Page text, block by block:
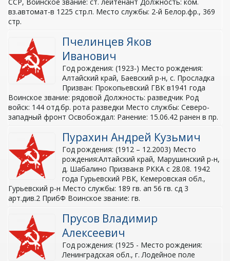
вз.автомат-в 1225 стр.п. Место службы: 2-й Белор.фр., 369
стр.
Пчелинцев Яков
Иванович
Год рождения: (1923-) Место рождения:
Алтайский край, Баевский р-н, с. Просладка
Призван: Прокопьевский ГВК в1941 года
Воинское звание: рядовой Должность: разведчик Род
войск: 144 отд.бр. рота разведки Место службы: Северо-
западный фронт Освобождал: Ранение: 15.06.42 ранен в пр.
Пурахин Андрей Кузьмич
Год рождения: (1912 – 12.2003) Место
рождения:Алтайский край, Марушинский р-н,
д. Шабалино Призван:в РККА с 28.08. 1942
года Гурьевский РВК, Кемеровская обл.,
Гурьевский р-н Место службы: 189 гв. ап 56 гв. сд 3
арт.див.2 ПрибФ Воинское звание: гв.
Прусов Владимир
Алексеевич
Год рождения: (1925 - Место рождения:
Ленинградская обл., г. Лодейное поле